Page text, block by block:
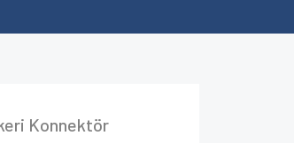
Konnektör